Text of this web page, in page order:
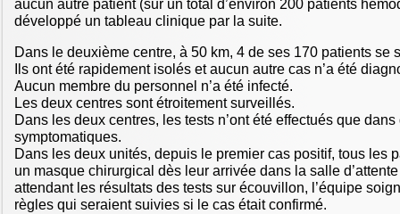
aucun autre patient (sur un total d’environ 200 patients
développé un tableau clinique par la suite.
Dans le deuxième centre, à 50 km, 4 de ses 170 patients se
Ils ont été rapidement isolés et aucun autre cas n’a été
Aucun membre du personnel n’a été infecté.
Les deux centres sont étroitement surveillés.
Dans les deux centres, les tests n’ont été effectués que dans
symptomatiques.
Dans les deux unités, depuis le premier cas positif, tous les
un masque chirurgical dès leur arrivée dans la salle
attendant les résultats des tests sur écouvillon, l’équipe
règles qui seraient suivies si le cas était confirmé.